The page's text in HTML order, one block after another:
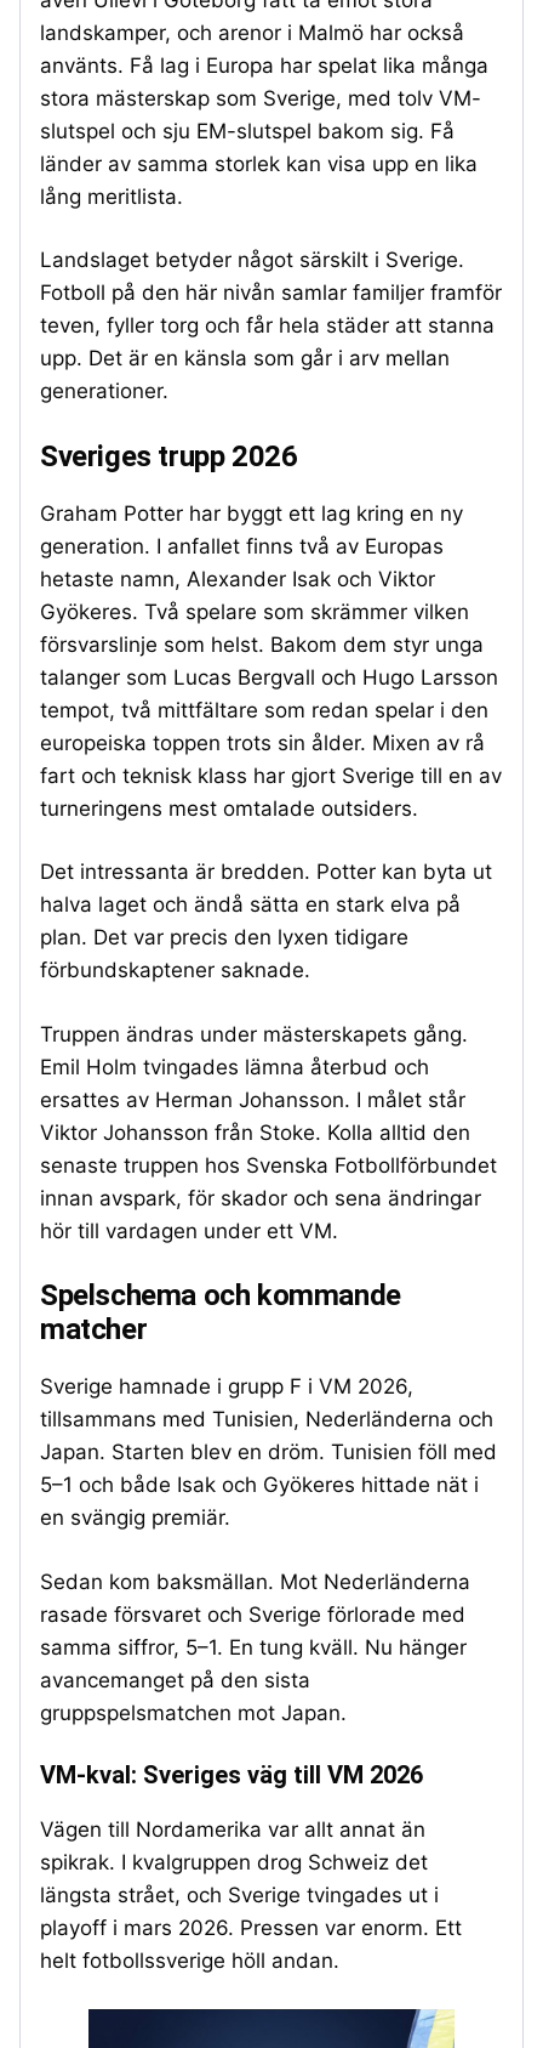
landskamper, och arenor i Malmö har också
använts. Få lag i Europa har spelat lika många
stora mästerskap som Sverige, med tolv VM-
slutspel och sju EM-slutspel bakom sig. Få
länder av samma storlek kan visa upp en lika
lång meritlista.
Landslaget betyder något särskilt i Sverige.
Fotboll på den här nivån samlar familjer framför
teven, fyller torg och får hela städer att stanna
upp. Det är en känsla som går i arv mellan
generationer.
Sveriges trupp 2026
Graham Potter har byggt ett lag kring en ny
generation. I anfallet finns två av Europas
hetaste namn, Alexander Isak och Viktor
Gyökeres. Två spelare som skrämmer vilken
försvarslinje som helst. Bakom dem styr unga
talanger som Lucas Bergvall och Hugo Larsson
tempot, två mittfältare som redan spelar i den
europeiska toppen trots sin ålder. Mixen av rå
fart och teknisk klass har gjort Sverige till en av
turneringens mest omtalade outsiders.
Det intressanta är bredden. Potter kan byta ut
halva laget och ändå sätta en stark elva på
plan. Det var precis den lyxen tidigare
förbundskaptener saknade.
Truppen ändras under mästerskapets gång.
Emil Holm tvingades lämna återbud och
ersattes av Herman Johansson. I målet står
Viktor Johansson från Stoke. Kolla alltid den
senaste truppen hos Svenska Fotbollförbundet
innan avspark, för skador och sena ändringar
hör till vardagen under ett VM.
Spelschema och kommande
matcher
Sverige hamnade i grupp F i VM 2026,
tillsammans med Tunisien, Nederländerna och
Japan. Starten blev en dröm. Tunisien föll med
5–1 och både Isak och Gyökeres hittade nät i
en svängig premiär.
Sedan kom baksmällan. Mot Nederländerna
rasade försvaret och Sverige förlorade med
samma siffror, 5–1. En tung kväll. Nu hänger
avancemanget på den sista
gruppspelsmatchen mot Japan.
VM-kval: Sveriges väg till VM 2026
Vägen till Nordamerika var allt annat än
spikrak. I kvalgruppen drog Schweiz det
längsta strået, och Sverige tvingades ut i
playoff i mars 2026. Pressen var enorm. Ett
helt fotbollssverige höll andan.